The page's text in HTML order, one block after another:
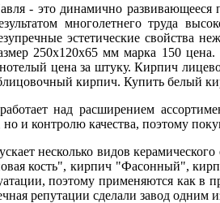
- это динамично развивающееся
многолетнего труда
эстетические свойства
250х120х65 мм марка 150
цена за штуку. Кирпич
кирпич. Купить белый
над расширением
и контролю качества, поэтому
несколько видов
кость", кирпич "Фасонный",
поэтому применяются как в
репутации сделали завод